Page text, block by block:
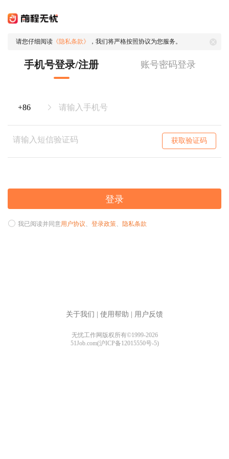
请您仔细阅读 《隐私条款》 ，我们将严格按照协议为您服务。
手机号登录/注册 账号密码登录
获取验证码
登录
我已阅读并同意用户协议、 登录政策、 隐私条款
关于我们 使用帮助 用户反馈
无忧工作网版权所有©1999-2026
51Job.com(沪ICP备12015550号-5)